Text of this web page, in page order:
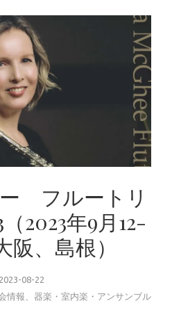
フルートリ
2023年9月12-
阪、島根）
2023-08-22
情報
器楽・室内楽・アンサンブル